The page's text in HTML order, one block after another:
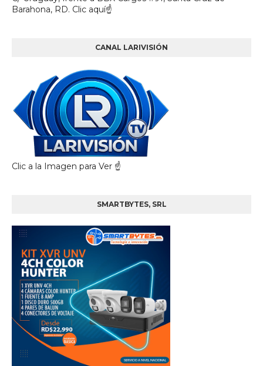
Barahona, RD. Clic aquí☝
CANAL LARIVISIÓN
Clic a la Imagen para Ver ☝️
SMARTBYTES, SRL